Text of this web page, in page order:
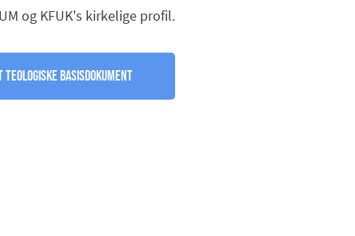
og KFUK's kirkelige profil.
teologiske basisdokument